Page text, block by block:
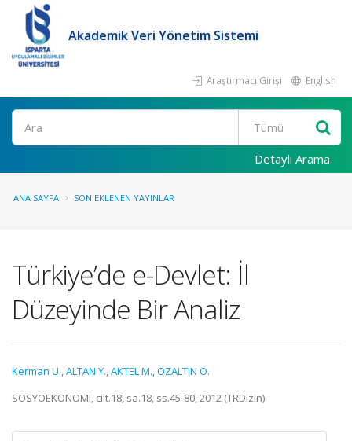
Akademik Veri Yönetim Sistemi
Araştırmacı Girişi English
Ara
Detaylı Arama
ANA SAYFA SON EKLENEN YAYINLAR
Türkiye’de e-Devlet: İl
Düzeyinde Bir Analiz
Kerman U.,ALTAN Y.,AKTEL M.,ÖZALTIN O.
SOSYOEKONOMI, cilt.18, sa.18, ss.45-80, 2012 (TRDizin)